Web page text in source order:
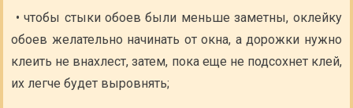
• чтобы стыки обоев были меньше заметны, оклейку
обоев желательно начинать от окна, а дорожки нужно
клеить не внахлест, затем, пока еще не подсохнет клей,
их легче будет выровнять;